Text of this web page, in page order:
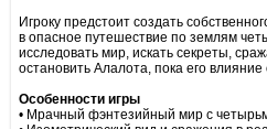
Игроку предстоит создать
в опасное путешествие по землям
исследовать мир, искать секреты,
остановить Алалота, пока его
Особенности игры
• Мрачный фэнтезийный мир с